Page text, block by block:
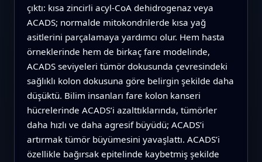
çıktı: kısa zincirli acyl-CoA dehidrogenaz veya
ACADS; normalde mitokondrilerde kısa yağ
asitlerini parçalamaya yardımcı olur. Hem hasta
örneklerinde hem de birkaç fare modelinde,
ACADS seviyeleri tümör dokusunda çevresindeki
sağlıklı kolon dokusuna göre belirgin şekilde daha
düşüktü. Bilim insanları fare kolon kanseri
hücrelerinde ACADS’i azalttıklarında, tümörler
daha hızlı ve daha agresif büyüdü; ACADS’i
artırmak tümör büyümesini yavaşlattı. ACADS’i
özellikle bağırsak epitelinde kaybetmiş şekilde